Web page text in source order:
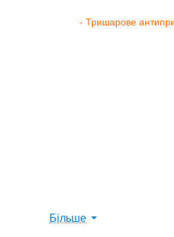
- Тришарове
Більше